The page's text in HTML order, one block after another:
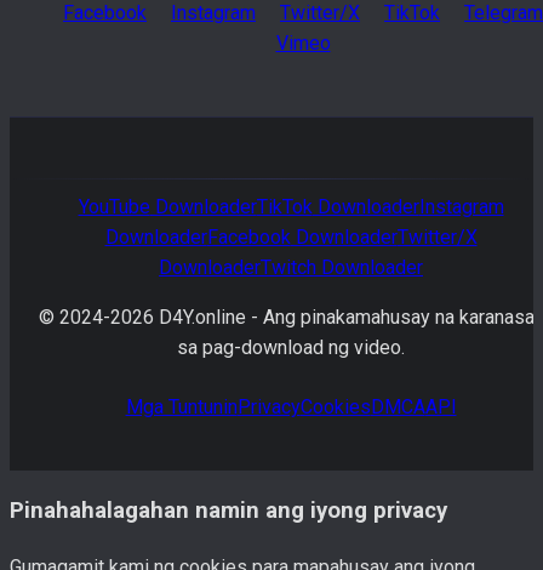
Facebook Instagram Twitter/X TikTok
Telegram
Vimeo
YouTube DownloaderTikTokDownloaderInstagram
DownloaderFacebookDownloaderTwitter/X
DownloaderTwitch Downloader
© 2024-2026 D4Y.online - Ang pinakamahusay na karanasan
sa pag-download ng video.
Mga TuntuninPrivacyCookies DMCAAPI
Pinahahalagahan namin ang iyong privacy